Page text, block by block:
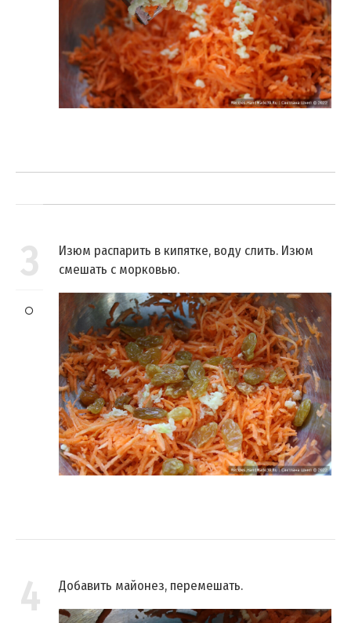
3
Изюм распарить в кипятке, воду слить. Изюм
смешать с морковью.
4 Добавить майонез, перемешать.